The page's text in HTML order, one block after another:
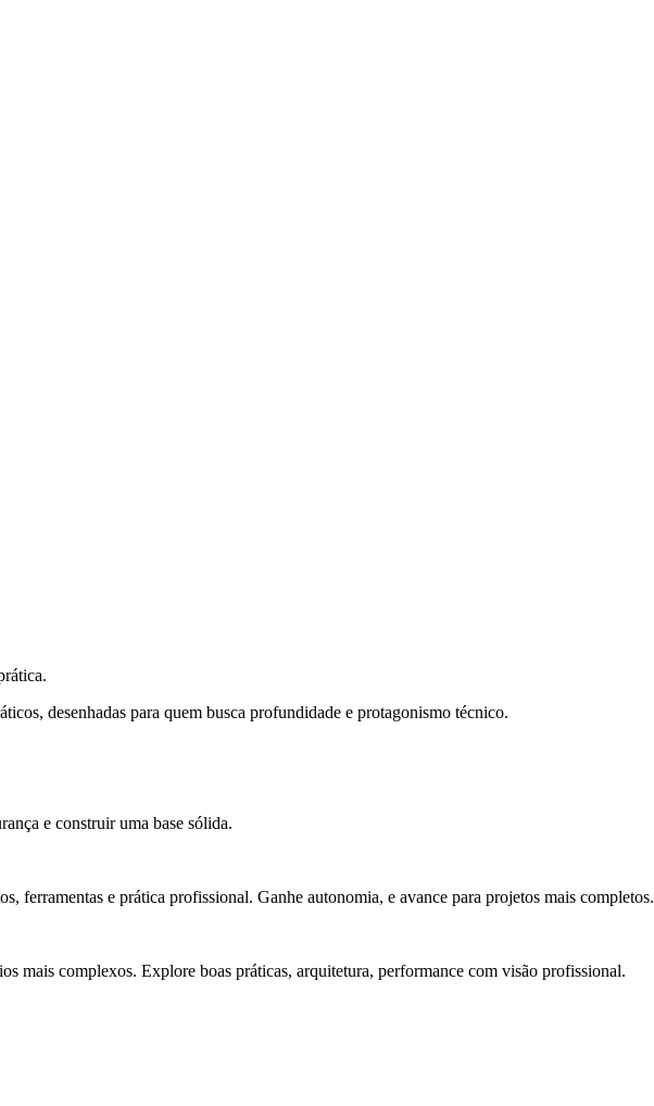
desenhadas para quem busca profundidade e protagonismo técnico.
e construir uma base sólida.
ferramentas e prática profissional. Ganhe autonomia, e avance para projetos mais completos.
mais complexos. Explore boas práticas, arquitetura, performance com visão profissional.